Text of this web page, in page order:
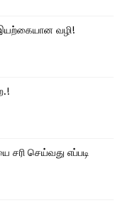
வழி!
செய்வது எப்படி